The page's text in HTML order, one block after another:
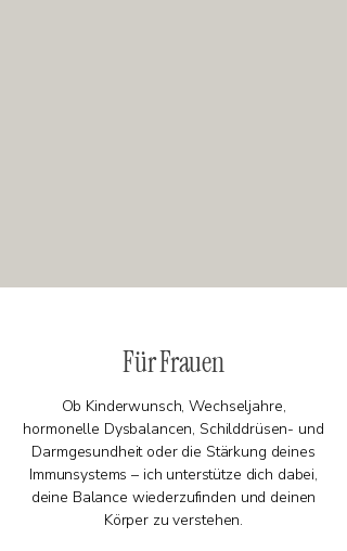
​Für Frauen
​​Ob Kinderwunsch, Wechseljahre,
hormonelle Dysbalancen, Schilddrüsen- und
Darmgesundheit oder die Stärkung deines
Immunsystems – ich unterstütze dich dabei,
deine Balance wiederzufinden und deinen
Körper zu verstehen.​